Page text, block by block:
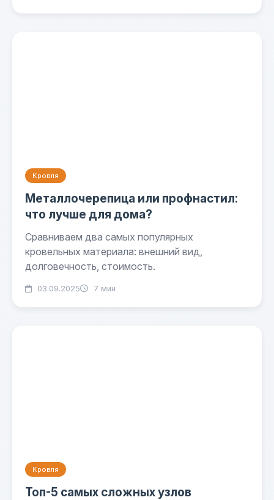
Кровля
Металлочерепица или профнастил:
что лучше для дома?
Сравниваем два самых популярных
кровельных материала: внешний вид,
долговечность, стоимость.
03.09.2025 7 мин
Кровля
Топ-5 самых сложных узлов